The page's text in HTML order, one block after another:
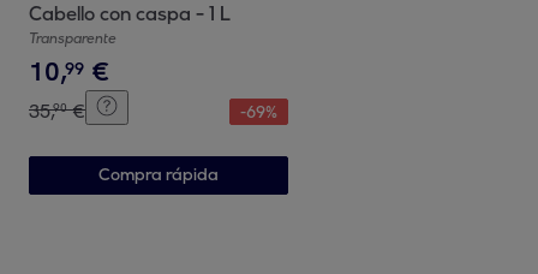
Cabello con caspa - 1 L
Transparente
10,99 €
35,90 € -69%
Compra rápida